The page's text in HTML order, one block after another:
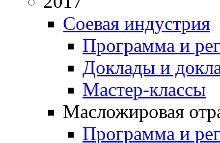
Соевая индустрия
Программа и
Доклады и
Мастер-классы
Масложировая
Программа и